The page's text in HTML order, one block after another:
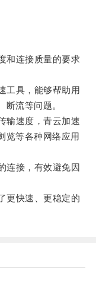
连接质量的要求
具，能够帮助用
断流等问题。
速度，青云加速
览等各种网络应用
接，有效避免因
快速、更稳定的